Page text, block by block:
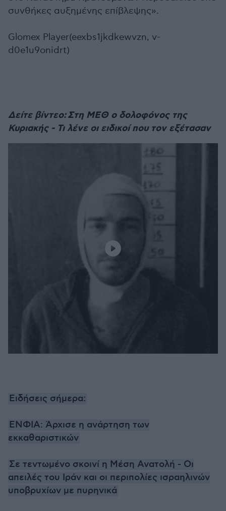
συνθήκες αυξημένης επίβλεψης».
Glomex Player(eexbs1jkdkewvzn, v-
d0e1u9onidrt)
Δείτε βίντεο: Στη ΜΕΘ ο δολοφόνος της
Κυριακής - Τι λένε οι ειδικοί που τον εξέτασαν
Ειδήσεις σήμερα:
ΕΝΦΙΑ: Άρχισε η ανάρτηση των
εκκαθαριστικών
Σε τεντωμένο σκοινί η Μέση Ανατολή - Οι
απειλές του Ιράν και οι περιπολίες ισραηλινών
υποβρυχίων με πυρηνικά